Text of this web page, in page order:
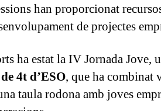
han proporcionat
de projectes
ha estat la IV Jornada Jove,
4t d’ESO, que ha combinat
taula rodona amb joves